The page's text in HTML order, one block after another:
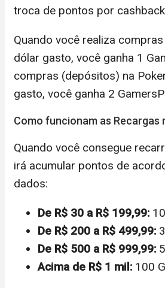
troca de pontos por
Quando você realiza
dólar gasto, você ganha 1
compras (depósitos) na
gasto, você ganha 2
Como funcionam as Recargas
Quando você consegue
irá acumular pontos de
dados:
De R$ 30 a R$ 199,99:
De R$ 200 a R$ 499,99:
De R$ 500 a R$ 999,99:
Acima de R$ 1 mil: 100